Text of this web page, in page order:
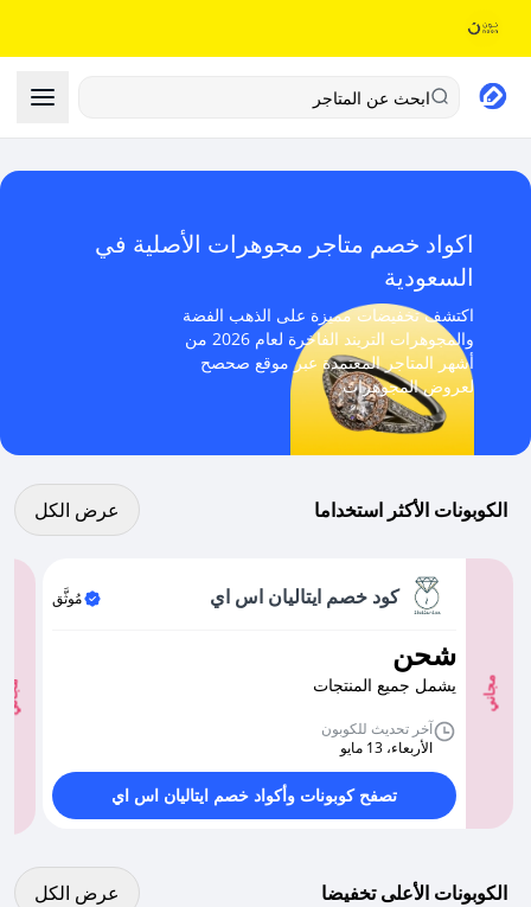
ابحث عن المتاجر
اكواد خصم متاجر مجوهرات الأصلية في
السعودية
اكتشف تخفيضات مميزة على الذهب الفضة
والمجوهرات التريند الفاخرة لعام 2026 من
أشهر المتاجر المعتمدة عبر موقع صحصح
لعروض المجوهرات
الكوبونات الأكثر استخداما
عرض كل الكوبونات
عرض الكل
مجاني
كود خصم ايتاليان اس اي مُوثَّق
شحن
يشمل جميع المنتجات
آخر تحديث للكوبون
الأربعاء، 13 مايو
تصفح كوبونات وأكواد خصم ايتاليان اس اي
مجاني
الكوبونات الأعلى تخفيضا
عرض كل الكوبونات
عرض الكل